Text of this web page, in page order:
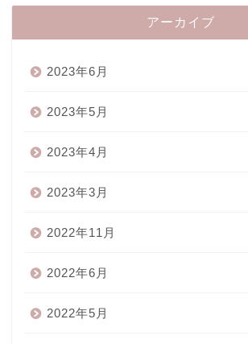
アーカイブ
2023年6月
2023年5月
2023年4月
2023年3月
2022年11月
2022年6月
2022年5月